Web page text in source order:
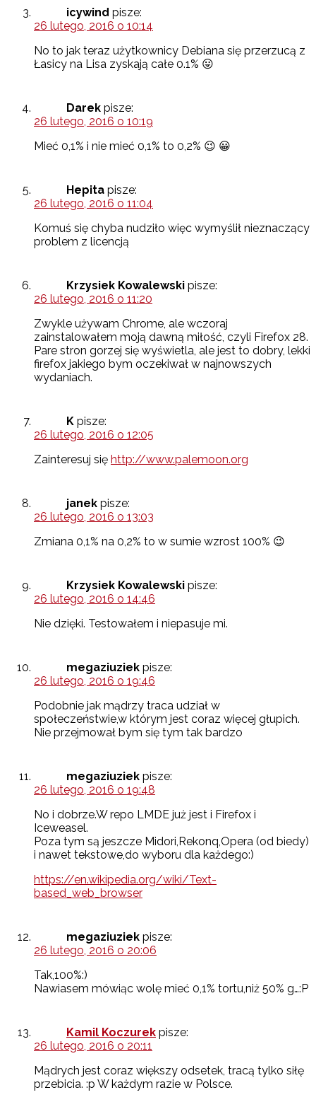
icywind pisze:
26 lutego, 2016 o 10:14
No to jak teraz użytkownicy Debiana się przerzucą z
Łasicy na Lisa zyskają całe 0.1% 😛
Darek pisze:
26 lutego, 2016 o 10:19
Mieć 0,1% i nie mieć 0,1% to 0,2% 😉 😀
Hepita pisze:
26 lutego, 2016 o 11:04
Komuś się chyba nudziło więc wymyślił nieznaczący
problem z licencją
Krzysiek Kowalewski pisze:
26 lutego, 2016 o 11:20
Zwykle używam Chrome, ale wczoraj
zainstalowałem moją dawną miłość, czyli Firefox 28.
Pare stron gorzej się wyświetla, ale jest to dobry, lekki
firefox jakiego bym oczekiwał w najnowszych
wydaniach.
K pisze:
26 lutego, 2016 o 12:05
Zainteresuj się http://www.palemoon.org
janek pisze:
26 lutego, 2016 o 13:03
Zmiana 0,1% na 0,2% to w sumie wzrost 100% 😉
Krzysiek Kowalewski pisze:
26 lutego, 2016 o 14:46
Nie dzięki. Testowałem i niepasuje mi.
megaziuziek pisze:
26 lutego, 2016 o 19:46
Podobnie jak mądrzy traca udział w
społeczeństwie,w którym jest coraz więcej głupich.
Nie przejmował bym się tym tak bardzo
megaziuziek pisze:
26 lutego, 2016 o 19:48
No i dobrze.W repo LMDE już jest i Firefox i
Iceweasel.
Poza tym są jeszcze Midori,Rekonq,Opera (od biedy)
i nawet tekstowe,do wyboru dla każdego:)
https://en.wikipedia.org/wiki/Text-
based_web_browser
megaziuziek pisze:
26 lutego, 2016 o 20:06
Tak,100%:)
Nawiasem mówiąc wolę mieć 0,1% tortu,niż 50% g…:P
Kamil Koczurek pisze:
26 lutego, 2016 o 20:11
Mądrych jest coraz większy odsetek, tracą tylko siłę
przebicia. :p W każdym razie w Polsce.